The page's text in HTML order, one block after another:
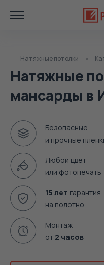
Натяжные потолки
Натяжные
мансарды в
Безопасные
и прочные
Любой цвет
или фотопечать
15 лет гарантия
на полотно
Монтаж
от 2 часов